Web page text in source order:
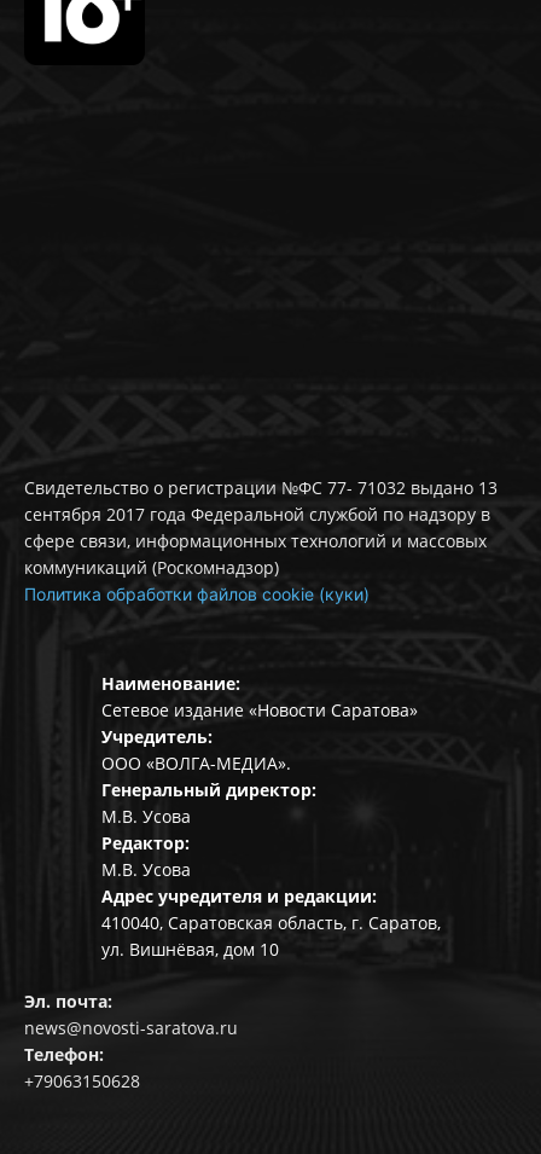
Свидетельство о регистрации №ФС 77- 71032 выдано 13
сентября 2017 года Федеральной службой по надзору в
сфере связи, информационных технологий и массовых
коммуникаций (Роскомнадзор)
Политика обработки файлов cookie (куки)
Наименование:
Сетевое издание «Новости Саратова»
Учредитель:
ООО «ВОЛГА-МЕДИА».
Генеральный директор:
М.В. Усова
Редактор:
М.В. Усова
Адрес учредителя и редакции:
410040, Саратовская область, г. Саратов,
ул. Вишнёвая, дом 10
Эл. почта:
news@novosti-saratova.ru
Телефон:
+79063150628